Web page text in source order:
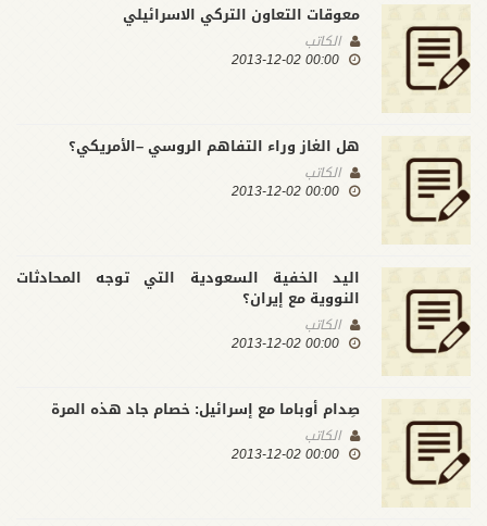
معوقات التعاون التركي الاسرائيلي
الكاتب
00:00 2013-12-02
هل الغاز وراء التفاهم الروسي –الأمريكي؟
الكاتب
00:00 2013-12-02
اليد الخفية السعودية التي توجه المحادثات
النووية مع إيران؟
الكاتب
00:00 2013-12-02
صِدام أوباما مع إسرائيل: خصام جاد هذه المرة
الكاتب
00:00 2013-12-02